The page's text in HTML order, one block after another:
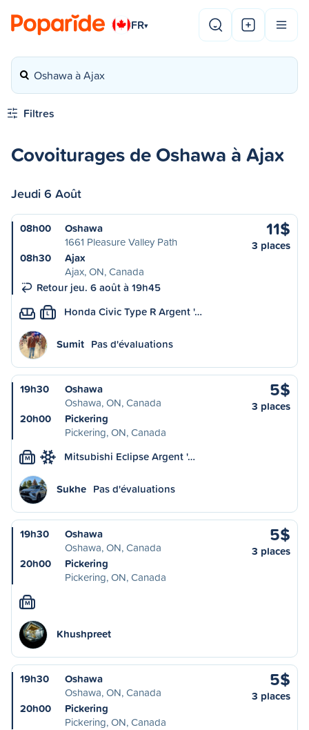
FR▾
Oshawa à Ajax
Filtres
Covoiturages de Oshawa à Ajax
Jeudi 6 Août
08h00
Oshawa
1661 Pleasure Valley Path
08h30
Ajax
Ajax, ON, Canada
Retour jeu. 6 août à 19h45
11$
3 places
L Honda Civic Type R Argent '…
Sumit Pas d'évaluations
19h30
Oshawa
Oshawa, ON, Canada
20h00
Pickering
Pickering, ON, Canada
5$
3 places
M Mitsubishi Eclipse Argent '…
Sukhe Pas d'évaluations
19h30
Oshawa
Oshawa, ON, Canada
20h00
Pickering
Pickering, ON, Canada
5$
3 places
M
Khushpreet
19h30
Oshawa
Oshawa, ON, Canada
20h00
Pickering
Pickering, ON, Canada
5$
3 places